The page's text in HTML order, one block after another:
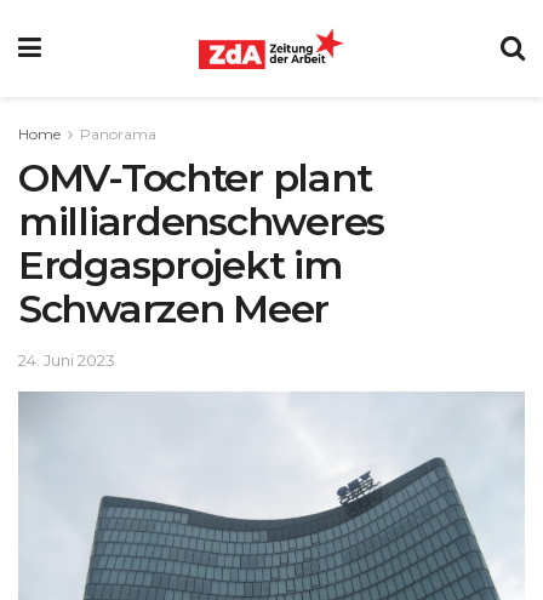
Home Panorama
OMV-Tochter plant
milliardenschweres
Erdgasprojekt im
Schwarzen Meer
24. Juni 2023